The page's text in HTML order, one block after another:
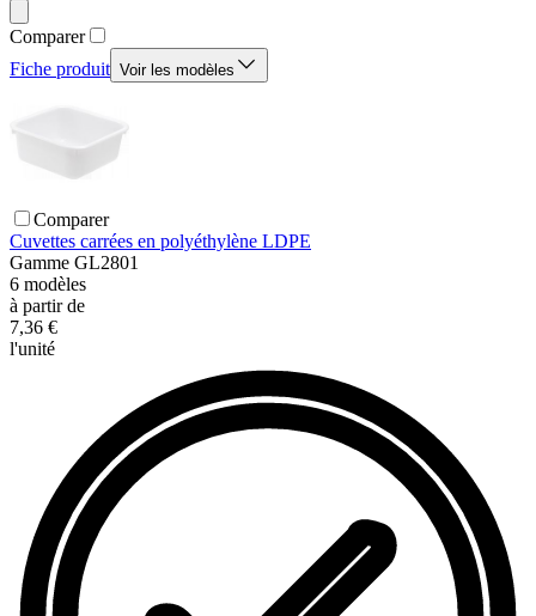
Comparer
Fiche produit Voir les modèles
Comparer
Cuvettes carrées en polyéthylène LDPE
Gamme GL2801
6 modèles
à partir de
7,36 €
l'unité